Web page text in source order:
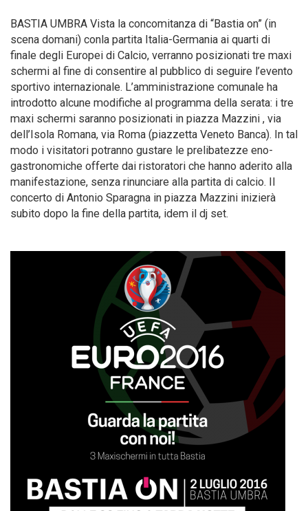
BASTIA UMBRA Vista la concomitanza di “Bastia on” (in
scena domani) conla partita Italia-Germania ai quarti di
finale degli Europei di Calcio, verranno posizionati tre maxi
schermi al fine di consentire al pubblico di seguire l’evento
sportivo internazionale. L’amministrazione comunale ha
introdotto alcune modifiche al programma della serata: i tre
maxi schermi saranno posizionati in piazza Mazzini , via
dell’Isola Romana, via Roma (piazzetta Veneto Banca). In tal
modo i visitatori potranno gustare le prelibatezze eno-
gastronomiche offerte dai ristoratori che hanno aderito alla
manifestazione, senza rinunciare alla partita di calcio. Il
concerto di Antonio Sparagna in piazza Mazzini inizierà
subito dopo la fine della partita, idem il dj set.